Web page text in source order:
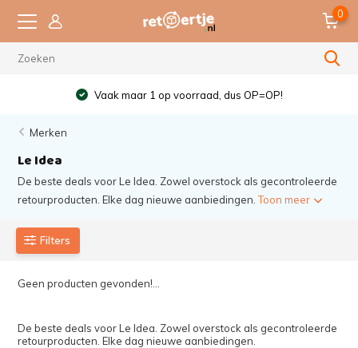
0
Vaak maar 1 op voorraad, dus OP=OP!
Merken
Le Idea
De beste deals voor Le Idea. Zowel overstock als gecontroleerde
retourproducten. Elke dag nieuwe aanbiedingen.Toon meer
Filters
Geen producten gevonden!...
De beste deals voor Le Idea. Zowel overstock als gecontroleerde
retourproducten. Elke dag nieuwe aanbiedingen.